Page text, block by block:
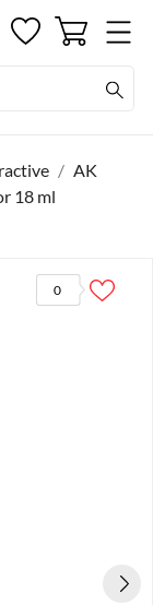
AK
18 ml
0